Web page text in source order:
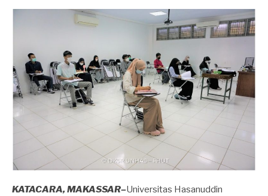
KATACARA, MAKASSAR–Universitas Hasanuddin